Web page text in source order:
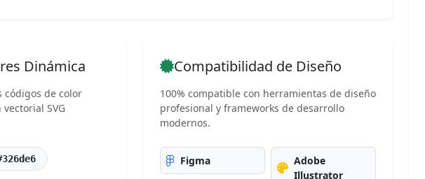
Dinámica
códigos de color
SVG
Compatibilidad de Diseño
100% compatible con herramientas de diseño
profesional y frameworks de desarrollo
modernos.
Figma
Adobe
Illustrator